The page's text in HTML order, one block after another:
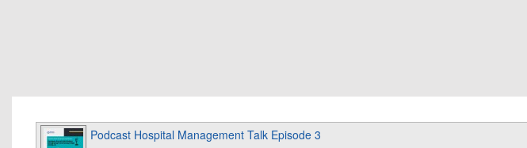
Podcast Hospital Management Talk Episode 3